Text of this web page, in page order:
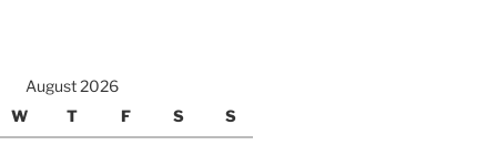
August 2026
W T F S S